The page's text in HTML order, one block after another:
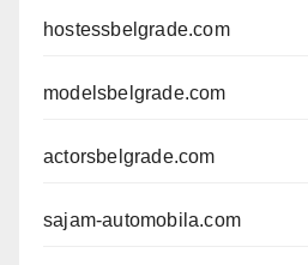
hostessbelgrade.com
modelsbelgrade.com
actorsbelgrade.com
sajam-automobila.com